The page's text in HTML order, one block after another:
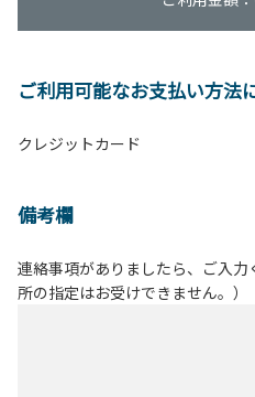
ご利用可能なお支払い方法
クレジットカード
備考欄
連絡事項がありましたら、ご入
所の指定はお受けできません。）